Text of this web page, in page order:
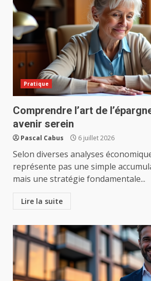
Pratique
Comprendre l’art de
avenir serein
Pascal Cabus 6 juillet 2026
Selon diverses analyses
représente pas une simple
mais une stratégie fondamentale...
Lire la suite